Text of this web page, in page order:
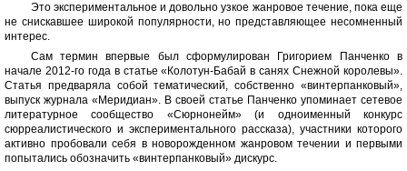
Это экспериментальное и довольно узкое жанровое течение, пока еще
не снискавшее широкой популярности, но представляющее несомненный
интерес.
Сам термин впервые был сформулирован Григорием Панченко в
начале 2012-го года в статье «Колотун-Бабай в санях Снежной королевы».
Статья предваряла собой тематический, собственно «винтерпанковый»,
выпуск журнала «Меридиан». В своей статье Панченко упоминает сетевое
литературное сообщество «Сюрнонейм» (и одноименный конкурс
сюрреалистического и экспериментального рассказа), участники которого
активно пробовали себя в новорожденном жанровом течении и первыми
попытались обозначить «винтерпанковый» дискурс.